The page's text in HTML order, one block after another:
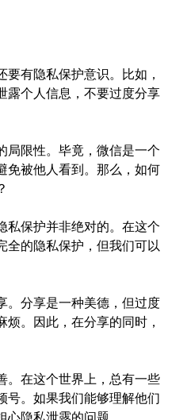
要有隐私保护意识。比如，
露个人信息，不要过度分享
局限性。毕竟，微信是一个
免被他人看到。那么，如何
私保护并非绝对的。在这个
全的隐私保护，但我们可以
。分享是一种美德，但过度
。因此，在分享的同时，
。在这个世界上，总有一些
号。如果我们能够理解他们
隐私泄露的问题。